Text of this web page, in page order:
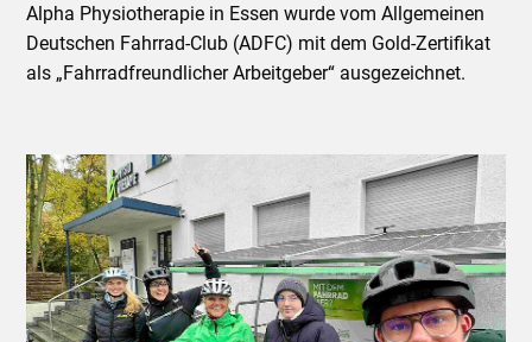
Alpha Physiotherapie in Essen wurde vom Allgemeinen
Deutschen Fahrrad-Club (ADFC) mit dem Gold-Zertifikat
als „Fahrradfreundlicher Arbeitgeber“ ausgezeichnet.